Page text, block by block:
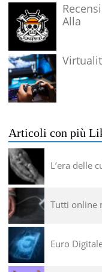
Alla
Articoli con più
L’era delle
Tutti online
Euro